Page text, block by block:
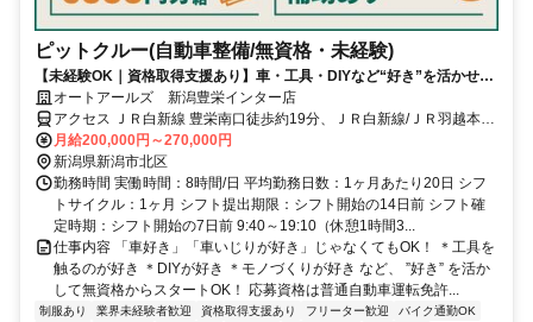
ピットクルー(自動車整備/無資格・未経験)
【未経験OK｜資格取得支援あり】車・工具・DIYなど“好き”を活かせ
る！《年間休日115日／残業代1分単位／月残業10h未満》
オートアールズ 新潟豊栄インター店
アクセス ＪＲ白新線 豊栄南口徒歩約19分、ＪＲ白新線/ＪＲ羽越本線
黒山徒歩約34分 豊栄駅から徒歩19分、車で5分
月給200,000円～270,000円
新潟県新潟市北区
勤務時間 実働時間：8時間/日 平均勤務日数：1ヶ月あたり20日 シフ
トサイクル：1ヶ月 シフト提出期限：シフト開始の14日前 シフト確
定時期：シフト開始の7日前 9:40～19:10（休憩1時間3...
仕事内容 「車好き」「車いじりが好き」じゃなくてもOK！ ＊工具を
触るのが好き ＊DIYが好き ＊モノづくりが好き など、 ”好き” を活か
して無資格からスタートOK！ 応募資格は普通自動車運転免許...
制服あり 業界未経験者歓迎 資格取得支援あり フリーター歓迎
バイク通勤OK